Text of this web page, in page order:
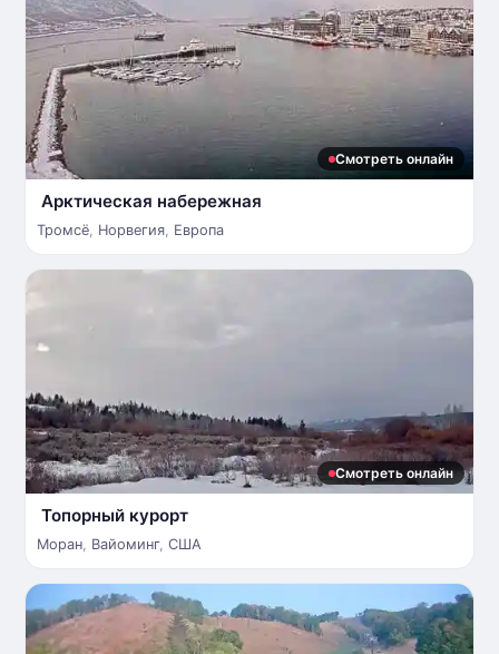
Смотреть онлайн
Арктическая набережная
Тромсё, Норвегия, Европа
Смотреть онлайн
Топорный курорт
Моран, Вайоминг, США